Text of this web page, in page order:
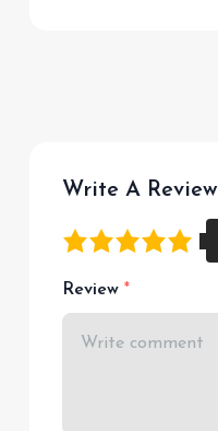
Write A Review
Review